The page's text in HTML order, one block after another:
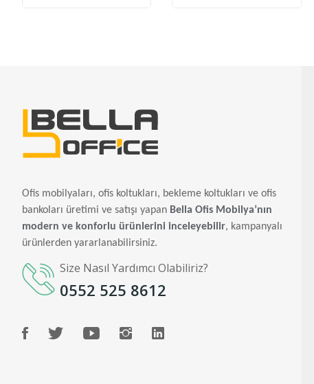
Ofis mobilyaları, ofis koltukları, bekleme koltukları ve ofis
bankoları üretimi ve satışı yapan Bella Ofis Mobilya’nın
modern ve konforlu ürünlerini inceleyebilir, kampanyalı
ürünlerden yararlanabilirsiniz.
Size Nasıl Yardımcı Olabiliriz?
0552 525 8612